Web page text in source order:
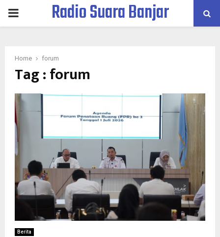
PRIMARYRadio Suara Banjar
Home forum
Tag : forum
Berita